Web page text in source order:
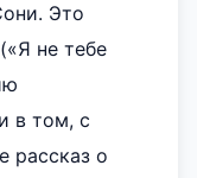
Это
не тебе
в том, с
рассказ о